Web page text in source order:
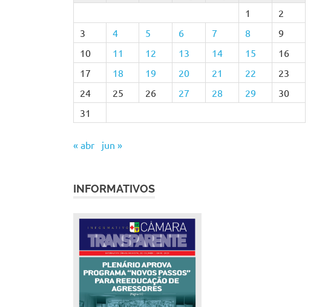
1
2
3
4 5 6 7 8
9
10
11 12 13 14 15
16
17
18 19 20 21 22
23
24
25 26 27 28 29
30
31
« abr jun »
INFORMATIVOS